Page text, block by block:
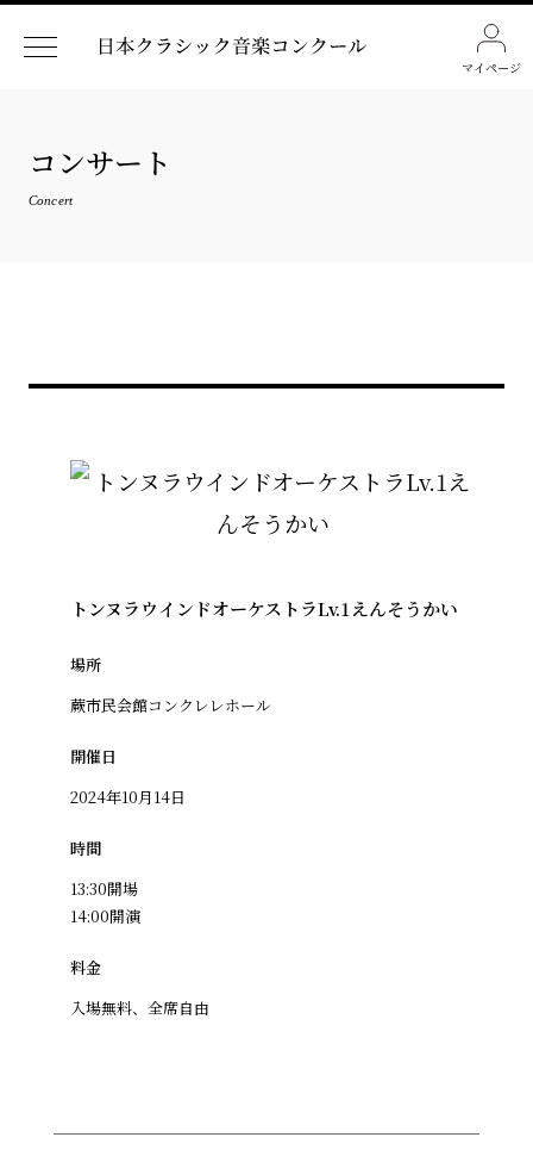
マイページ
コンサート
Concert
トンヌラウインドオーケストラLv.1えんそうかい
場所
蕨市民会館コンクレレホール
開催日
2024年10月14日
時間
13:30開場
14:00開演
料金
入場無料、全席自由